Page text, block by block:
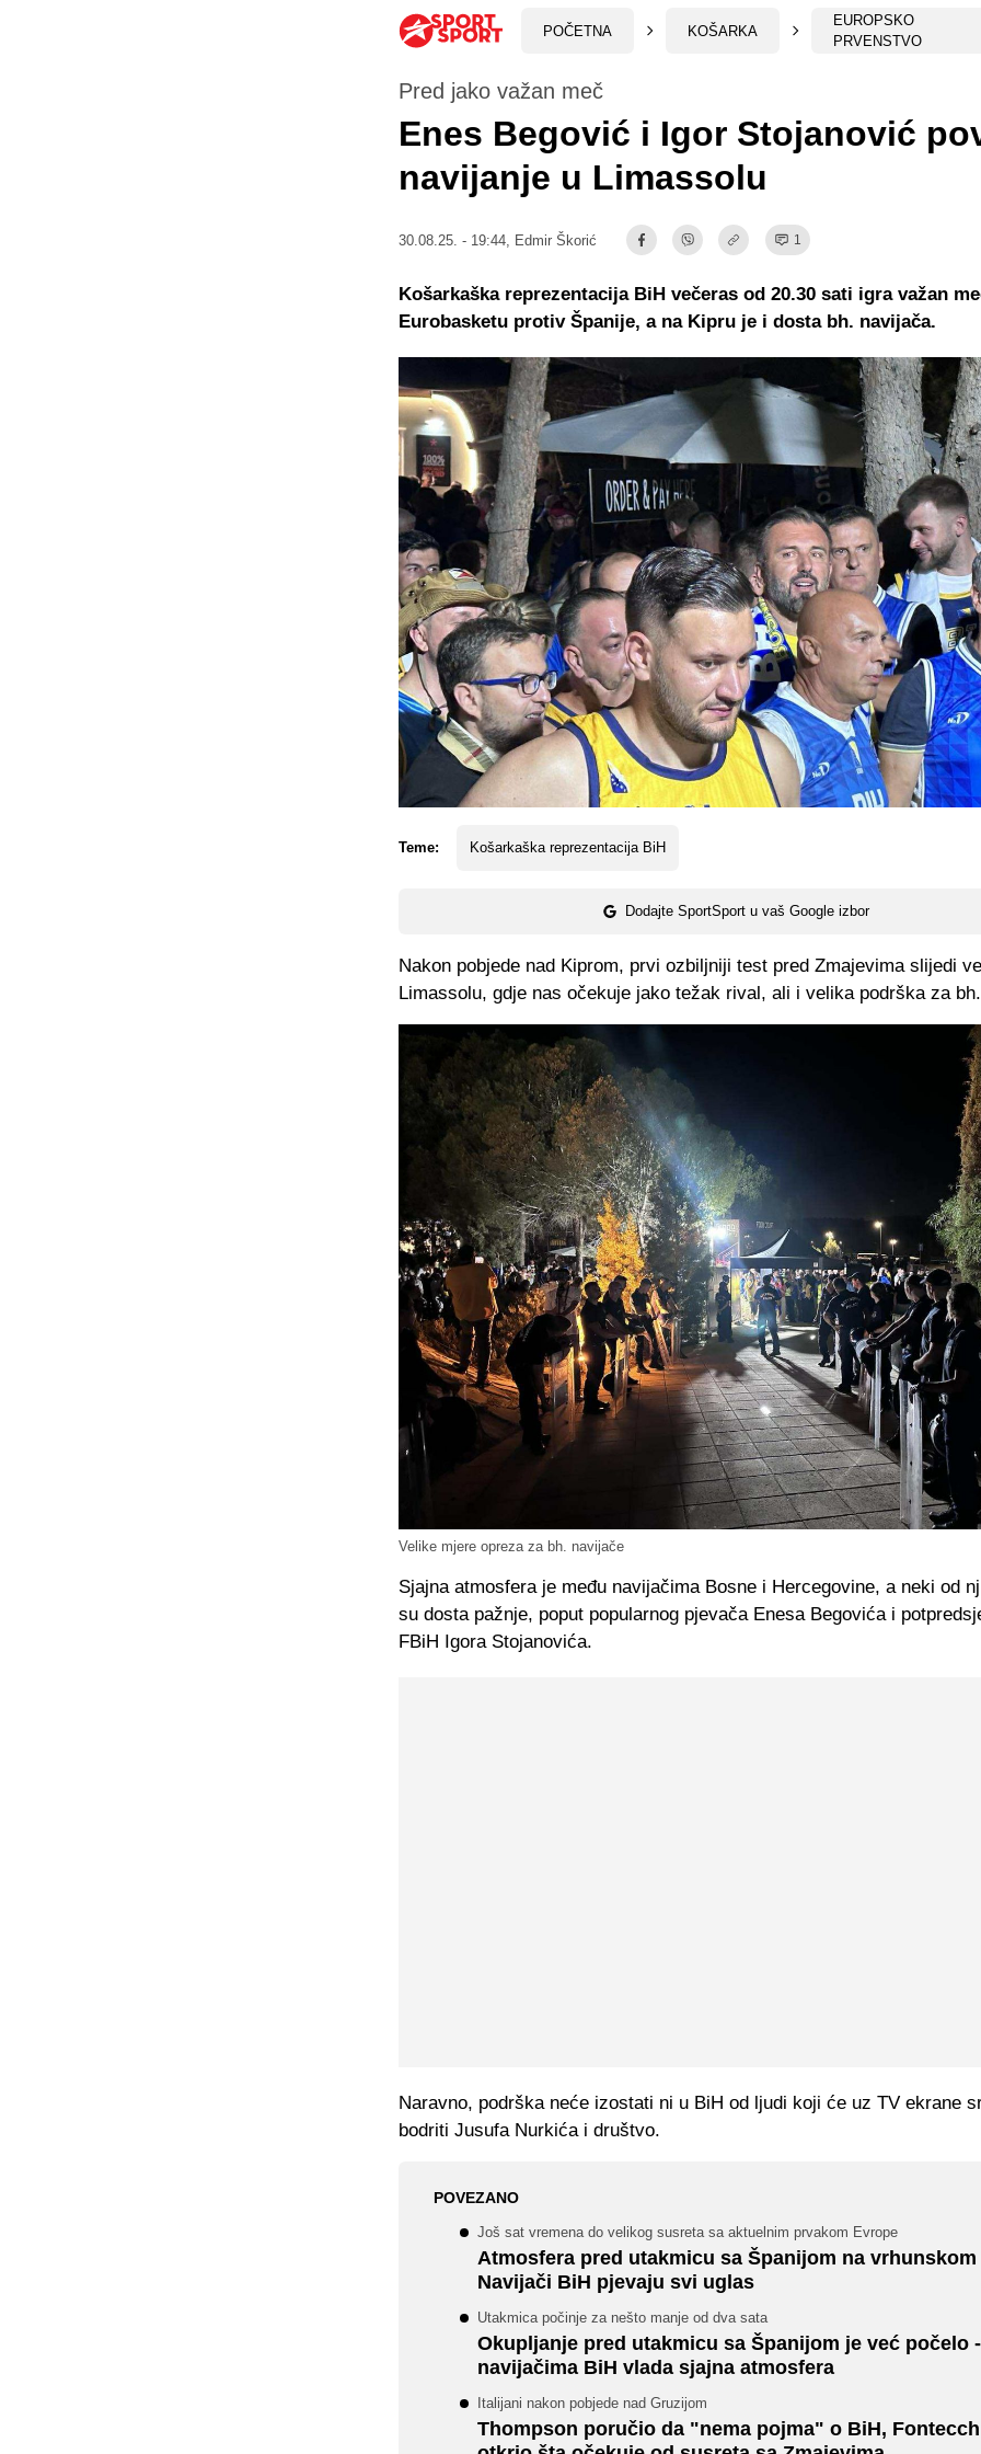
POČETNA KOŠARKA
EUROPSKO
PRVENSTVO
Pred jako važan meč
Enes Begović i Igor Stojanović
navijanje u Limassolu
30.08.25. - 19:44, Edmir Škorić 1
Teme: Košarkaška reprezentacija BiH
Dodajte SportSport u vaš Google izbor
Košarkaška reprezentacija BiH večeras od 20.30 sati igra važan
Eurobasketu protiv Španije, a na Kipru je i dosta bh. navijača.
Nakon pobjede nad Kiprom, prvi ozbiljniji test pred Zmajevima slijedi
Limassolu, gdje nas očekuje jako težak rival, ali i velika podrška za
Velike mjere opreza za bh. navijače
Sjajna atmosfera je među navijačima Bosne i Hercegovine, a neki od
su dosta pažnje, poput popularnog pjevača Enesa Begovića i
FBiH Igora Stojanovića.
Naravno, podrška neće izostati ni u BiH od ljudi koji će uz TV ekrane
bodriti Jusufa Nurkića i društvo.
POVEZANO
Još sat vremena do velikog susreta sa aktuelnim prvakom Evrope
Atmosfera pred utakmicu sa Španijom na
Navijači BiH pjevaju svi uglas
Utakmica počinje za nešto manje od dva sata
Okupljanje pred utakmicu sa Španijom je već počelo
navijačima BiH vlada sjajna atmosfera
Italijani nakon pobjede nad Gruzijom
Thompson poručio da "nema pojma" o BiH,